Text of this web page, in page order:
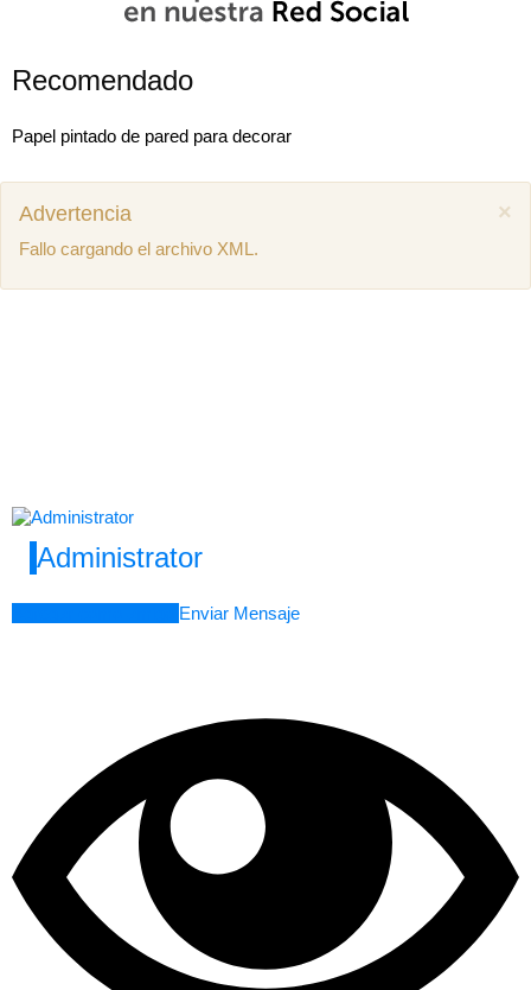
Recomendado
Papel pintado de pared para decorar
×
Advertencia
Fallo cargando el archivo XML.
Administrator
Enviar Mensaje